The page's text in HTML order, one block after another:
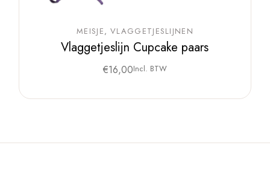
MEISJE VLAGGETJESLIJNEN
Vlaggetjeslijn Cupcake paars
€16,00Incl. BTW